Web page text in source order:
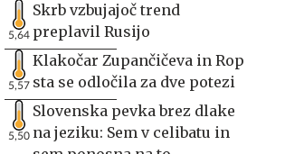
5,64
Skrb vzbujajoč trend
preplavil Rusijo
5,57
Klakočar Zupančičeva in Rop
sta se odločila za dve potezi
5,50
Slovenska pevka brez dlake
na jeziku: Sem v celibatu in